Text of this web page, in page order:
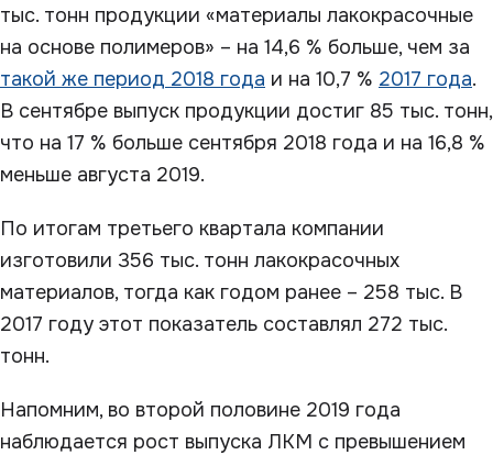
тыс. тонн продукции «материалы лакокрасочные
на основе полимеров» – на 14,6 % больше, чем за
такой же период 2018 года и на 10,7 % 2017 года.
В сентябре выпуск продукции достиг 85 тыс. тонн,
что на 17 % больше сентября 2018 года и на 16,8 %
меньше августа 2019.
По итогам третьего квартала компании
изготовили 356 тыс. тонн лакокрасочных
материалов, тогда как годом ранее – 258 тыс. В
2017 году этот показатель составлял 272 тыс.
тонн.
Напомним, во второй половине 2019 года
наблюдается рост выпуска ЛКМ с превышением